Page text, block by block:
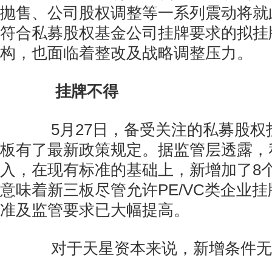
抛售、公司股权调整等一系列震动将
符合私募股权基金公司挂牌要求的拟
构，也面临着整改及战略调整压力。
挂牌不得
5月27日，备受关注的私募股权
板有了最新政策规定。据监管层透露
入，在现有标准的基础上，新增加了8
意味着新三板尽管允许PE/VC类企业
准及监管要求已大幅提高。
对于天星资本来说，新增条件无